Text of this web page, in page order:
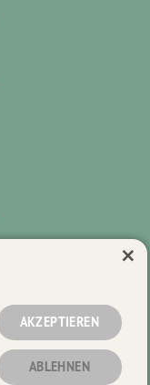
AKZEPTIEREN
ABLEHNEN
×